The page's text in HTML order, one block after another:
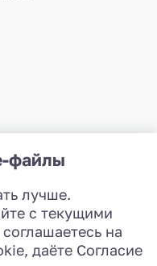
Нижнему
пирогов
файлы
лучше.
с текущими
на
даёте Согласие